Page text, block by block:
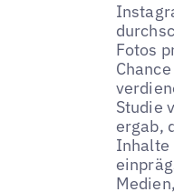
Fotos
Studie
ergab,
Inhalte